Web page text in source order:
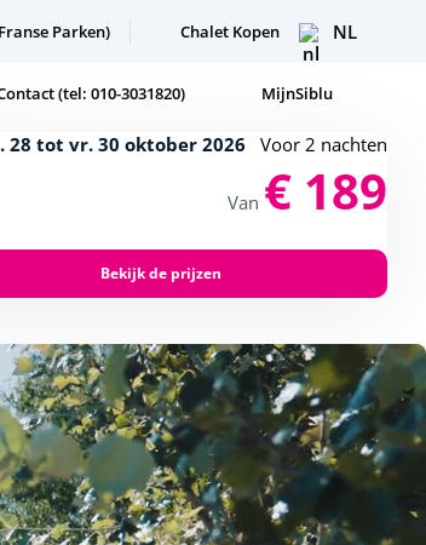
Parken) Chalet Kopen NL
(tel: 010-3031820) MijnSiblu
28 tot vr. 30 oktober 2026 Voor 2 nachten
Van € 189
Bekijk de prijzen